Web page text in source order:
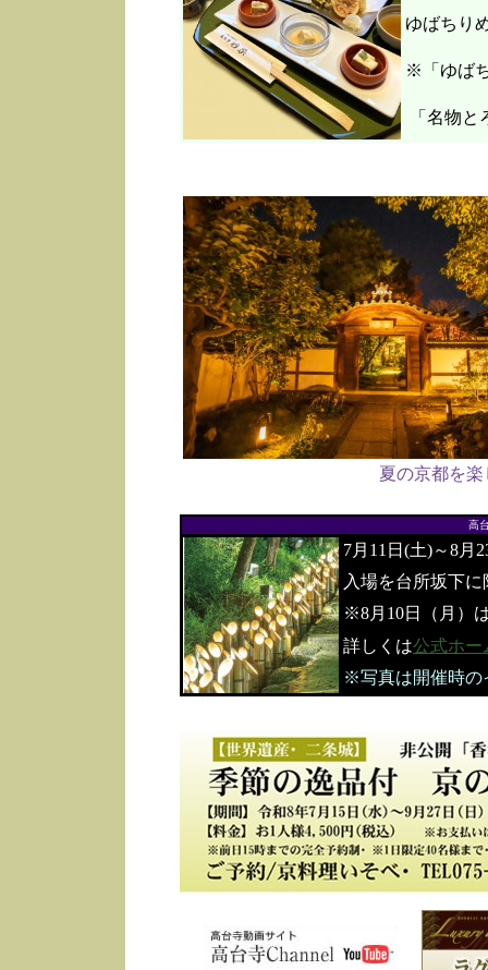
ゆばちり
※「ゆば
「名物と
夏の京都を
高
7月11日(土)～8月
入場を台所坂下
※8月10日（月）
詳しくは公式ホー
※写真は開催時の